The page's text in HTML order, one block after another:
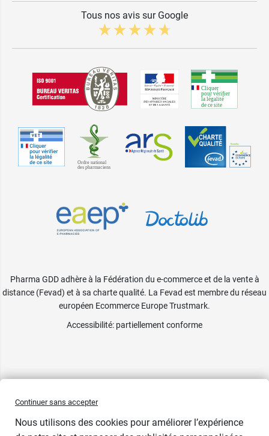
Tous nos avis sur Google
Pharma GDD adhère à la Fédération du e-commerce et de la vente à
distance (Fevad) et à sa charte qualité. La Fevad est membre du réseau
européen Ecommerce Europe Trustmark.
Accessibilité: partiellement conforme
Continuer sans accepter
Nous utilisons des cookies pour améliorer l’expérience